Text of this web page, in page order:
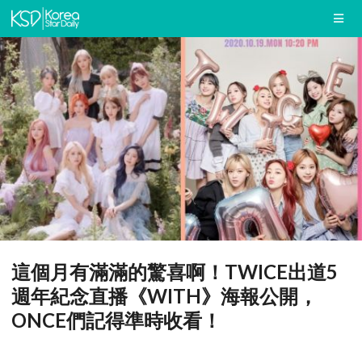
這個月有滿滿的驚喜啊！TWICE出道5
週年紀念直播《WITH》海報公開，
ONCE們記得準時收看！